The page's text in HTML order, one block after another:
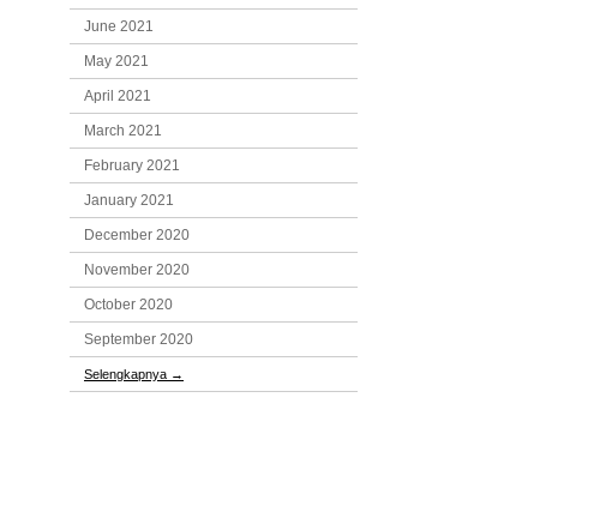
June 2021
May 2021
April 2021
March 2021
February 2021
January 2021
December 2020
November 2020
October 2020
September 2020
Selengkapnya →